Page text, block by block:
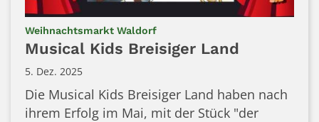
Weihnachtsmarkt Waldorf:
Musical Kids Breisiger Land
5. Dez. 2025
Die Musical Kids Breisiger Land haben nach
ihrem Erfolg im Mai, mit der Stück "der